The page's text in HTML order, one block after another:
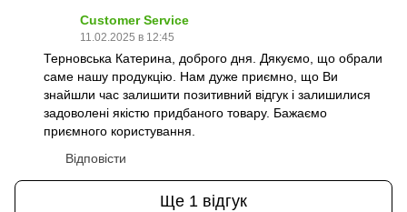
Customer Service
11.02.2025 в 12:45
Терновська Катерина, доброго дня. Дякуємо, що обрали
саме нашу продукцію. Нам дуже приємно, що Ви
знайшли час залишити позитивний відгук і залишилися
задоволені якістю придбаного товару. Бажаємо
приємного користування.
Відповісти
Ще 1 відгук